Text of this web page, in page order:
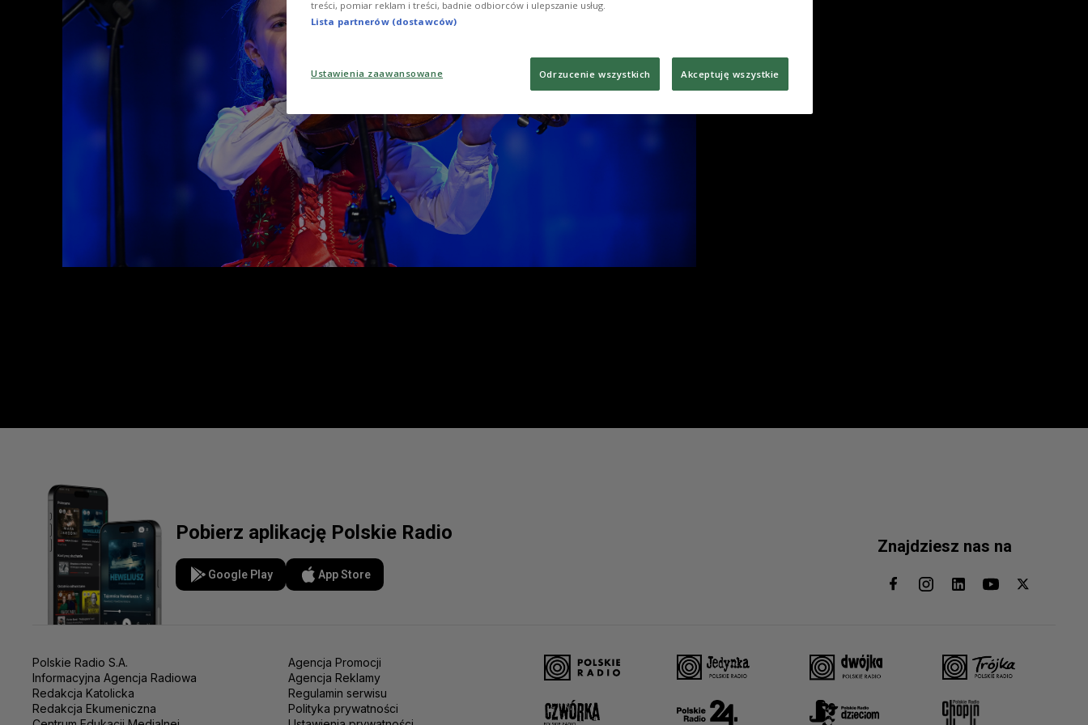
Pobierz aplikację Polskie Radio
Google Play App Store
Znajdziesz nas na
Polskie Radio S.A.
Informacyjna Agencja Radiowa
Redakcja Katolicka
Redakcja Ekumeniczna
Agencja Promocji
Agencja Reklamy
Regulamin serwisu
Polityka prywatności
treści, pomiar reklam i treści, badnie odbiorców i ulepszanie usług.
Lista partnerów (dostawców)
Ustawienia zaawansowane Odrzucenie wszystkich Akceptuję wszystkie